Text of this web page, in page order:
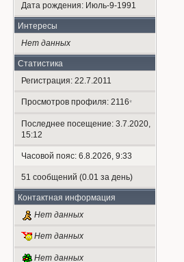
Дата рождения: Июль-9-1991
Интересы
Нет данных
Статистика
Регистрация: 22.7.2011
Просмотров профиля: 2116*
Последнее посещение: 3.7.2020,
15:12
Часовой пояс: 6.8.2026, 9:33
51 сообщений (0.01 за день)
Контактная информация
Нет данных
Нет данных
Нет данных